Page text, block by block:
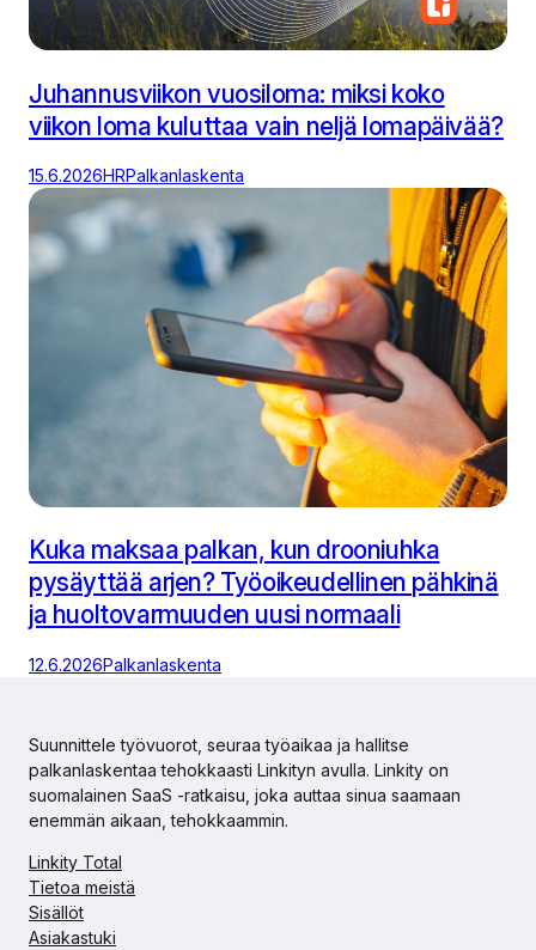
Juhannusviikon vuosiloma: miksi koko
viikon loma kuluttaa vain neljä lomapäivää?
15.6.2026HRPalkanlaskenta
Kuka maksaa palkan, kun drooniuhka
pysäyttää arjen? Työoikeudellinen pähkinä
ja huoltovarmuuden uusi normaali
12.6.2026Palkanlaskenta
Suunnittele työvuorot, seuraa työaikaa ja hallitse
palkanlaskentaa tehokkaasti Linkityn avulla. Linkity on
suomalainen SaaS -ratkaisu, joka auttaa sinua saamaan
enemmän aikaan, tehokkaammin.
Linkity Total
Tietoa meistä
Sisällöt
Asiakastuki